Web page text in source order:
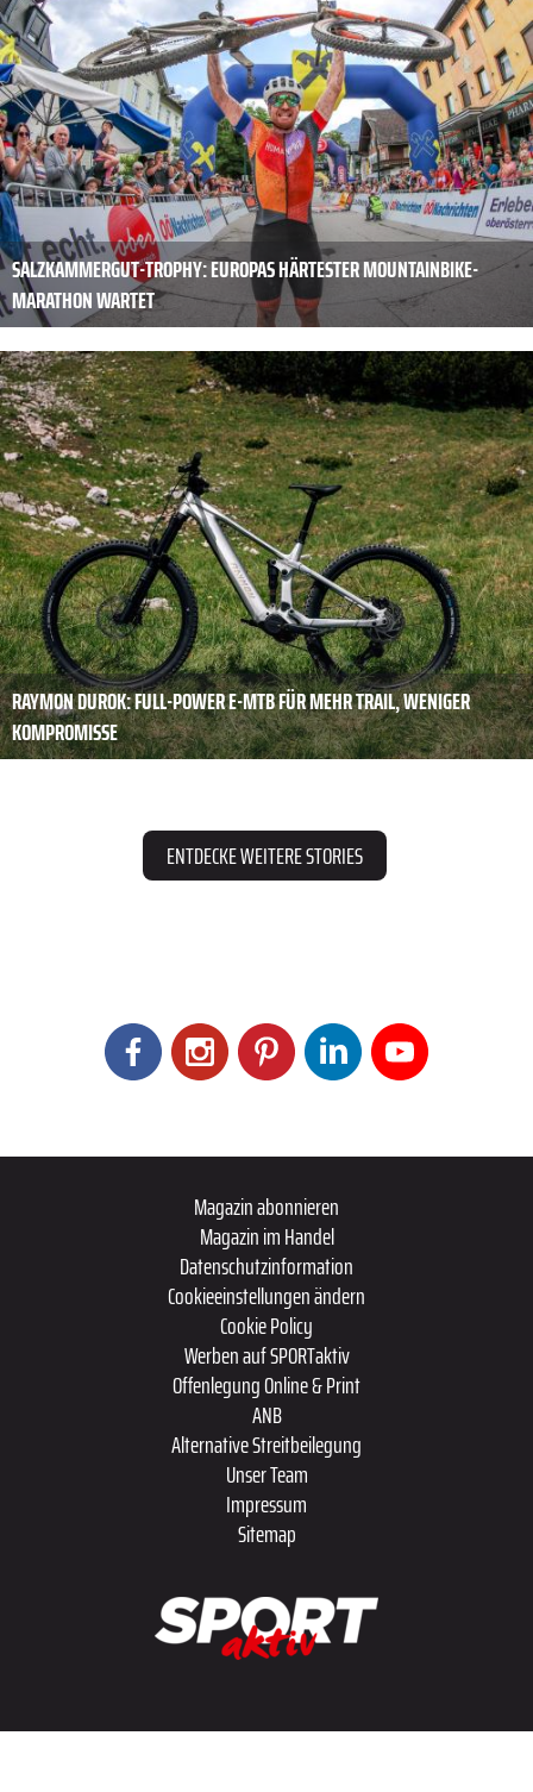
SALZKAMMERGUT-TROPHY: EUROPAS HÄRTESTER MOUNTAINBIKE-
MARATHON WARTET
RAYMON DUROK: FULL-POWER E-MTB FÜR MEHR TRAIL, WENIGER
KOMPROMISSE
ENTDECKE WEITERE STORIES
Magazin abonnieren
Magazin im Handel
Datenschutzinformation
Cookieeinstellungen ändern
Cookie Policy
Werben auf SPORTaktiv
Offenlegung Online & Print
ANB
Alternative Streitbeilegung
Unser Team
Impressum
Sitemap